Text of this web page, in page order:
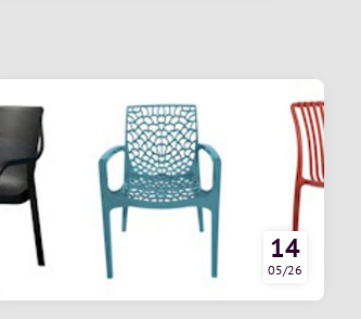
14
05/26